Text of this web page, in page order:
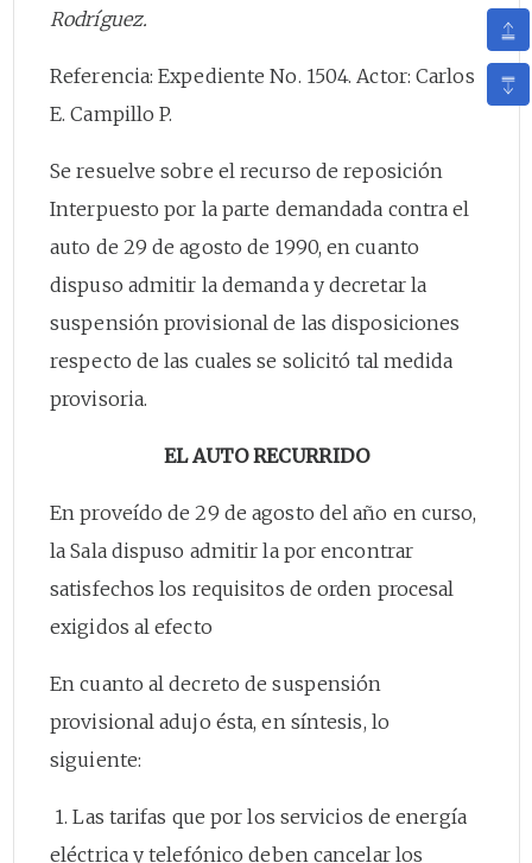
Rodríguez.
Referencia: Expediente No. 1504. Actor: Carlos
E. Campillo P.
Se resuelve sobre el recurso de reposición
Interpuesto por la parte demandada contra el
auto de 29 de agosto de 1990, en cuanto
dispuso admitir la demanda y decretar la
suspensión provisional de las disposiciones
respecto de las cuales se solicitó tal medida
provisoria.
EL AUTO RECURRIDO
En proveído de 29 de agosto del año en curso,
la Sala dispuso admitir la por encontrar
satisfechos los requisitos de orden procesal
exigidos al efecto
En cuanto al decreto de suspensión
provisional adujo ésta, en síntesis, lo
siguiente:
1. Las tarifas que por los servicios de energía
eléctrica y telefónico deben cancelar los